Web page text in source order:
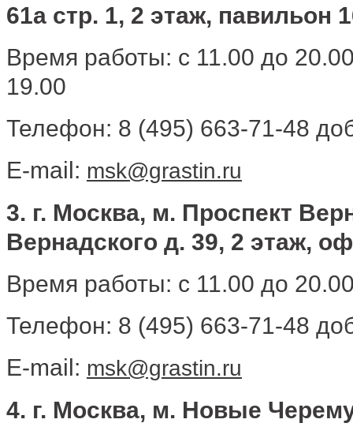
61а стр. 1, 2 этаж, павильон
Время работы: с 11.00 до
19.00
Телефон: 8 (495) 663-71-48
E-mail: msk@grastin.ru
3. г. Москва, м. Проспект
Вернадского д. 39, 2 этаж,
Время работы: с 11.00 до
Телефон: 8 (495) 663-71-48
E-mail: msk@grastin.ru
4. г. Москва, м. Новые